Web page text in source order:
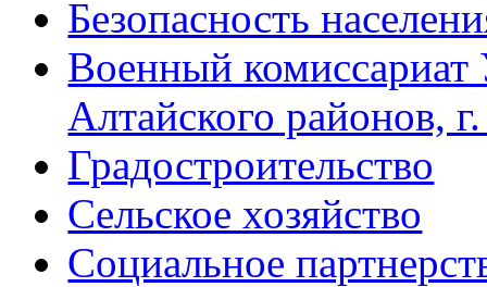
Безопасность
Военный комиссариат
Алтайского районов,
Градостроительство
Сельское хозяйство
Социальное